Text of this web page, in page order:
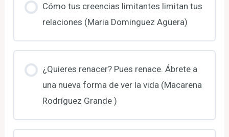
Cómo tus creencias limitantes limitan tus
relaciones (Maria Dominguez Agüera)
¿Quieres renacer? Pues renace. Ábrete a
una nueva forma de ver la vida (Macarena
Rodríguez Grande )